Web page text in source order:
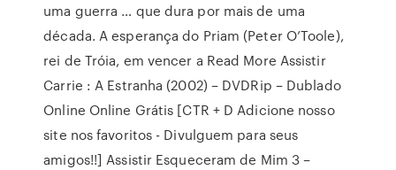
uma guerra … que dura por mais de uma
década. A esperança do Priam (Peter O’Toole),
rei de Tróia, em vencer a Read More Assistir
Carrie : A Estranha (2002) – DVDRip – Dublado
Online Online Grátis [CTR + D Adicione nosso
site nos favoritos - Divulguem para seus
amigos!!] Assistir Esqueceram de Mim 3 –